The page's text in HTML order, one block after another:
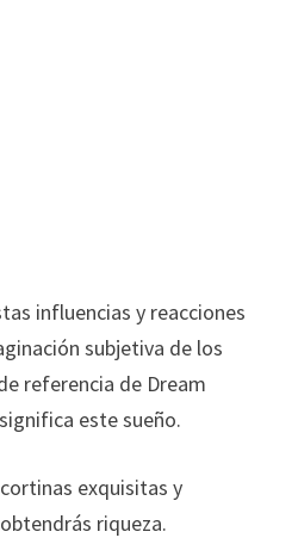
influencias y reacciones
subjetiva de los
referencia de Dream
este sueño.
exquisitas y
riqueza.